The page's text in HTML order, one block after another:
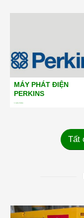
MÁY PHÁT ĐIỆN
PERKINS
5SẢN PHẨM
Tất